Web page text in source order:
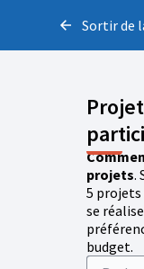
Sortir de
projets.
5 projets
se
budget.